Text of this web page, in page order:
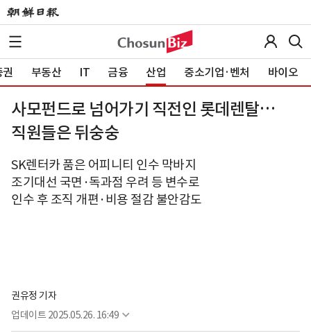
부동산 IT 금융 산업 중소기업·벤처 바이오
사모펀드로 넘어가기 직전인 롯데렌탈…
직원들은 뒤숭숭
SK렌터카 품은 어피니티 인수 막바지
조기대선 국면·독과점 우려 등 변수로
인수 후 조직 개편·비용 절감 불안감도
권유정 기자
업데이트 2025.05.26. 16:49